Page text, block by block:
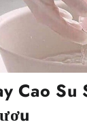
Cao Su